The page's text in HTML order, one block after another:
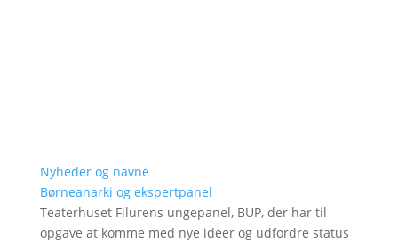
Nyheder og navne
Børneanarki og ekspertpanel
Teaterhuset Filurens ungepanel, BUP, der har til
opgave at komme med nye ideer og udfordre status